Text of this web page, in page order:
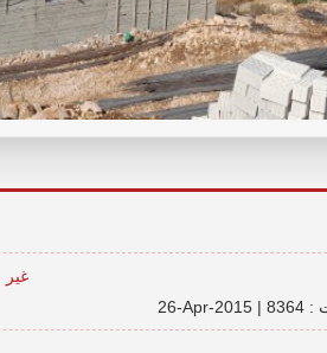
26-Apr-2015 |